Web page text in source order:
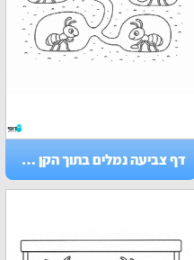
דף צביעה נמלים בתוך הקן שלהם